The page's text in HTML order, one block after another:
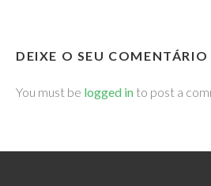
DEIXE O SEU COMENTÁRIO
You must be logged in to post a